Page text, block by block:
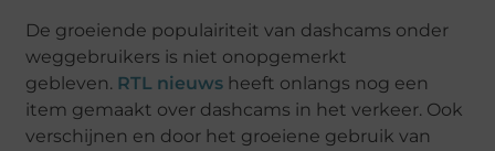
De groeiende populairiteit van dashcams onder
weggebruikers is niet onopgemerkt
gebleven. RTL nieuws heeft onlangs nog een
item gemaakt over dashcams in het verkeer. Ook
verschijnen en door het groeiene gebruik van